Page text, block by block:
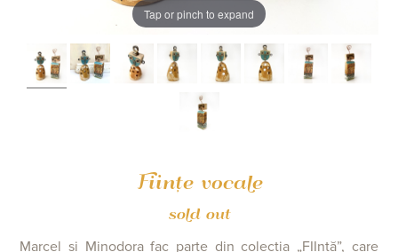
Tap or pinch to expand
Ființe vocale
sold out
Marcel și Minodorafac parte din colecția „FIInță”, care